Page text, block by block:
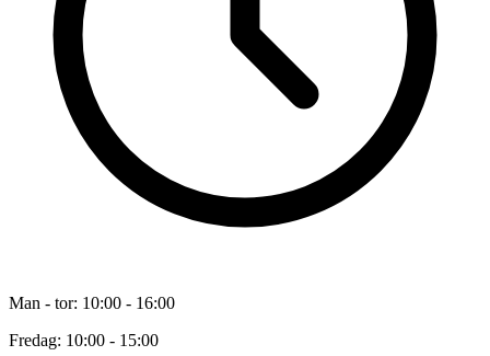
Man - tor: 10:00 - 16:00
Fredag: 10:00 - 15:00